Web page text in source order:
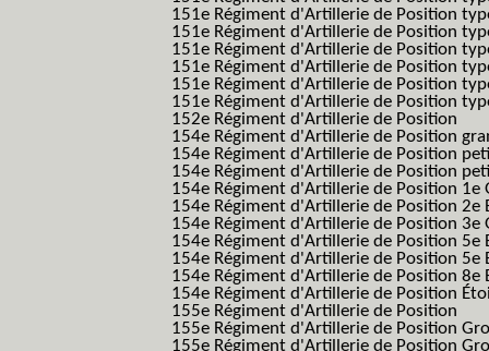
151e Régiment d'Artillerie de Position
151e Régiment d'Artillerie de Position
151e Régiment d'Artillerie de Position
151e Régiment d'Artillerie de Position
151e Régiment d'Artillerie de Position
151e Régiment d'Artillerie de Position
152e Régiment d'Artillerie de Position
154e Régiment d'Artillerie de Position
154e Régiment d'Artillerie de Position
154e Régiment d'Artillerie de Position
154e Régiment d'Artillerie de Position 1e
154e Régiment d'Artillerie de Position 2e
154e Régiment d'Artillerie de Position 3e
154e Régiment d'Artillerie de Position 5e
154e Régiment d'Artillerie de Position 5e
154e Régiment d'Artillerie de Position 8e
154e Régiment d'Artillerie de Position
155e Régiment d'Artillerie de Position
155e Régiment d'Artillerie de Position
155e Régiment d'Artillerie de Position